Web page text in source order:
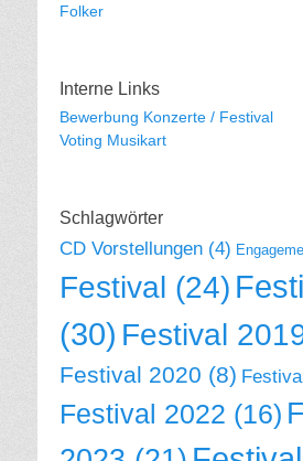
Folker
Interne Links
Bewerbung Konzerte / Festival
Voting Musikart
Schlagwörter
CD Vorstellungen (4)
Festival (24)
(30) Festival
Festival 2020 (8)
Festival 2022 (16)